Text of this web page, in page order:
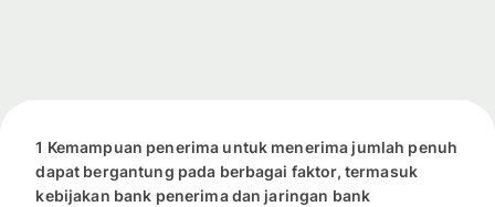
1 Kemampuan penerima untuk menerima jumlah penuh
dapat bergantung pada berbagai faktor, termasuk
kebijakan bank penerima dan jaringan bank